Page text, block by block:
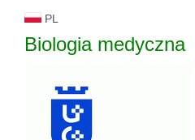
PL
Biologia medyczna